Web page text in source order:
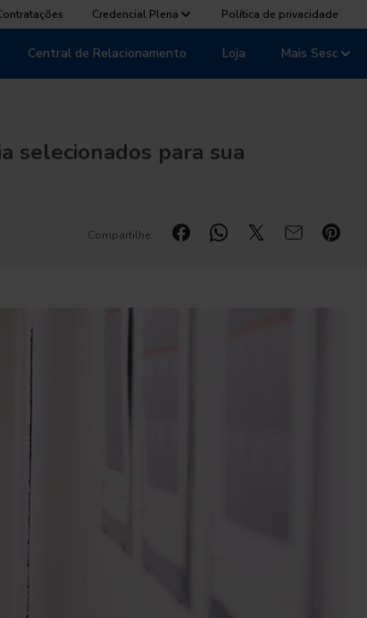
Credencial Plena Política de privacidade
Central de Relacionamento Loja Mais Sesc
selecionados para sua
Compartilhe: